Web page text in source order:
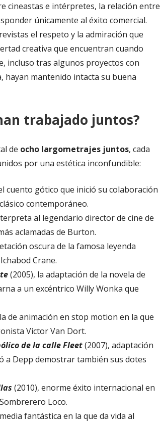
cineastas e intérpretes, la relación entre
únicamente al éxito comercial.
el respeto y la admiración que
creativa que encuentran cuando
incluso tras algunos proyectos con
hayan mantenido intacta su buena
trabajado juntos?
de ocho largometrajes juntos, cada
por una estética inconfundible:
cuento gótico que inició su colaboración
contemporáneo.
al legendario director de cine de
aclamadas de Burton.
oscura de la famosa leyenda
Crane.
(2005), la adaptación de la novela de
a un excéntrico Willy Wonka que
de animación en stop motion en la que
Victor Van Dort.
de la calle Fleet(2007), adaptación
a Depp demostrar también sus dotes
(2010), enorme éxito internacional en
Loco.
fantástica en la que da vida al